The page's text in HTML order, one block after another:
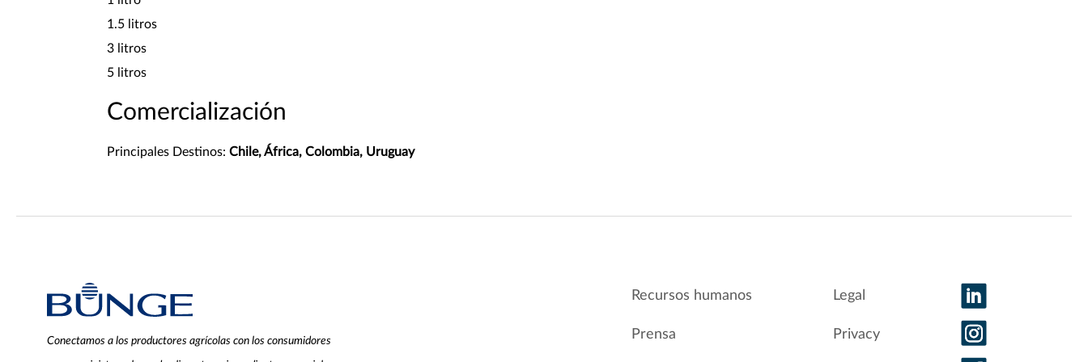
1.5 litros
3 litros
5 litros
Comercialización
Principales Destinos: Chile, África, Colombia, Uruguay
Conectamos a los productores agrícolas con los consumidores
Recursos humanos
Prensa
Legal
Privacy